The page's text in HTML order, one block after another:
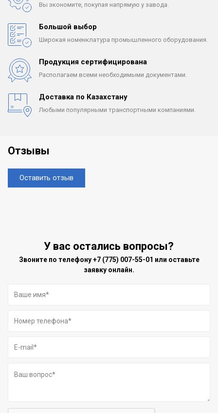
Вы экономите, покупая напрямую у завода.
Большой выбор
Широкая номенклатура промышленного оборудования.
Продукция сертифицирована
Располагаем всеми необходимыми документами.
Доставка по Казахстану
Любыми популярными транспортными компаниями.
Отзывы
Оставить отзыв
У вас остались вопросы?
Звоните по телефону+7 (775) 007-55-01 или оставьте
заявку онлайн.